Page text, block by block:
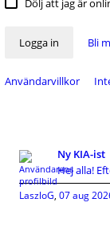
Dölj att jag är
Logga in Bli
Användarvillkor
Ny KIA-ist
Hej alla!
LaszloG, 07 aug